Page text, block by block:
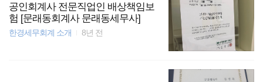
공인회계사 전문직업인 배상책임보
험 [문래동회계사 문래동세무사]
한경세무회계 소개 8년 전